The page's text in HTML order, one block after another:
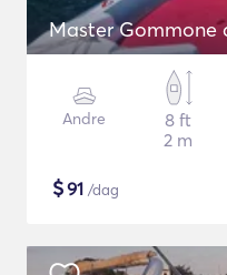
Master Gommone
Andre
8 ft
2 m
$91 /dag